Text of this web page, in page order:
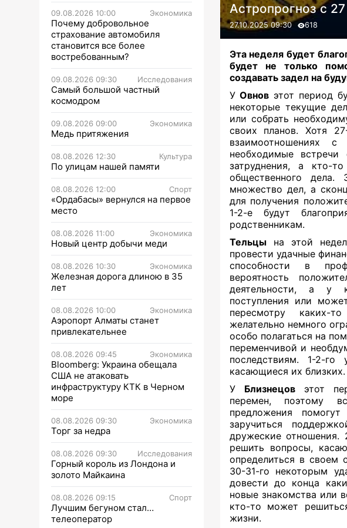
09.08.2026 10:00 Экономика
Почему добровольное
страхование автомобиля
становится все более
востребованным?
09.08.2026 09:30 Исследования
Самый большой частный
космодром
09.08.2026 09:00 Экономика
Медь притяжения
08.08.2026 12:30 Культура
По улицам нашей памяти
08.08.2026 12:00 Спорт
«Ордабасы» вернулся на первое
место
08.08.2026 11:00 Экономика
Новый центр добычи меди
08.08.2026 10:30 Экономика
Железная дорога длиною в 35
лет
08.08.2026 10:00 Экономика
Аэропорт Алматы станет
привлекательнее
08.08.2026 09:45 Экономика
Bloomberg: Украина обещала
США не атаковать
инфраструктуру КТК в Черном
море
08.08.2026 09:30 Экономика
Торг за недра
08.08.2026 09:30 Исследования
Горный король из Лондона и
золото Майкаина
08.08.2026 09:15 Спорт
Лучшим бегуном стал…
телеоператор
Астропрогноз с
27.10.2025 09:30 618
Эта неделя будет
будет не только
создавать задел на
УОвнов этот период
некоторые текущие
или собрать
своих планов. Хотя
взаимоотношениях
необходимые
затруднения, а кто-
общественного
множество дел, а
для получения
1-2-е будут
родственникам.
Тельцына этой
провести удачные
способности в
вероятность
деятельности, а у
поступления или
пересмотру каких-
желательно немного
особо полагаться на
переменчивой и
последствиям. 1-2-
касающиеся их близких.
У Близнецовэтот
перемен, поэтому
предложения
заручиться
дружеские отношения.
решить вопросы,
определиться в своем
30-31-го некоторым
довести до конца
новые знакомства или
кто-то может
жизни.